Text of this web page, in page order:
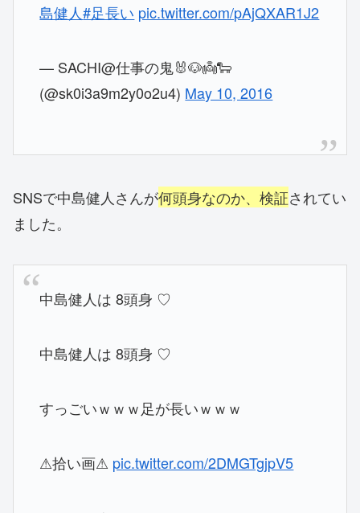
島健人#足長い pic.twitter.com/pAjQXAR1J2
— SACHI@仕事の鬼🐰🐶👼🐑
(@sk0i3a9m2y0o2u4) May 10, 2016
SNSで中島健人さんが何頭身なのか、検証されてい
ました。
中島健人は 8頭身 ♡
中島健人は 8頭身 ♡
すっごいｗｗｗ足が長いｗｗｗ
⚠拾い画⚠ pic.twitter.com/2DMGTgjpV5